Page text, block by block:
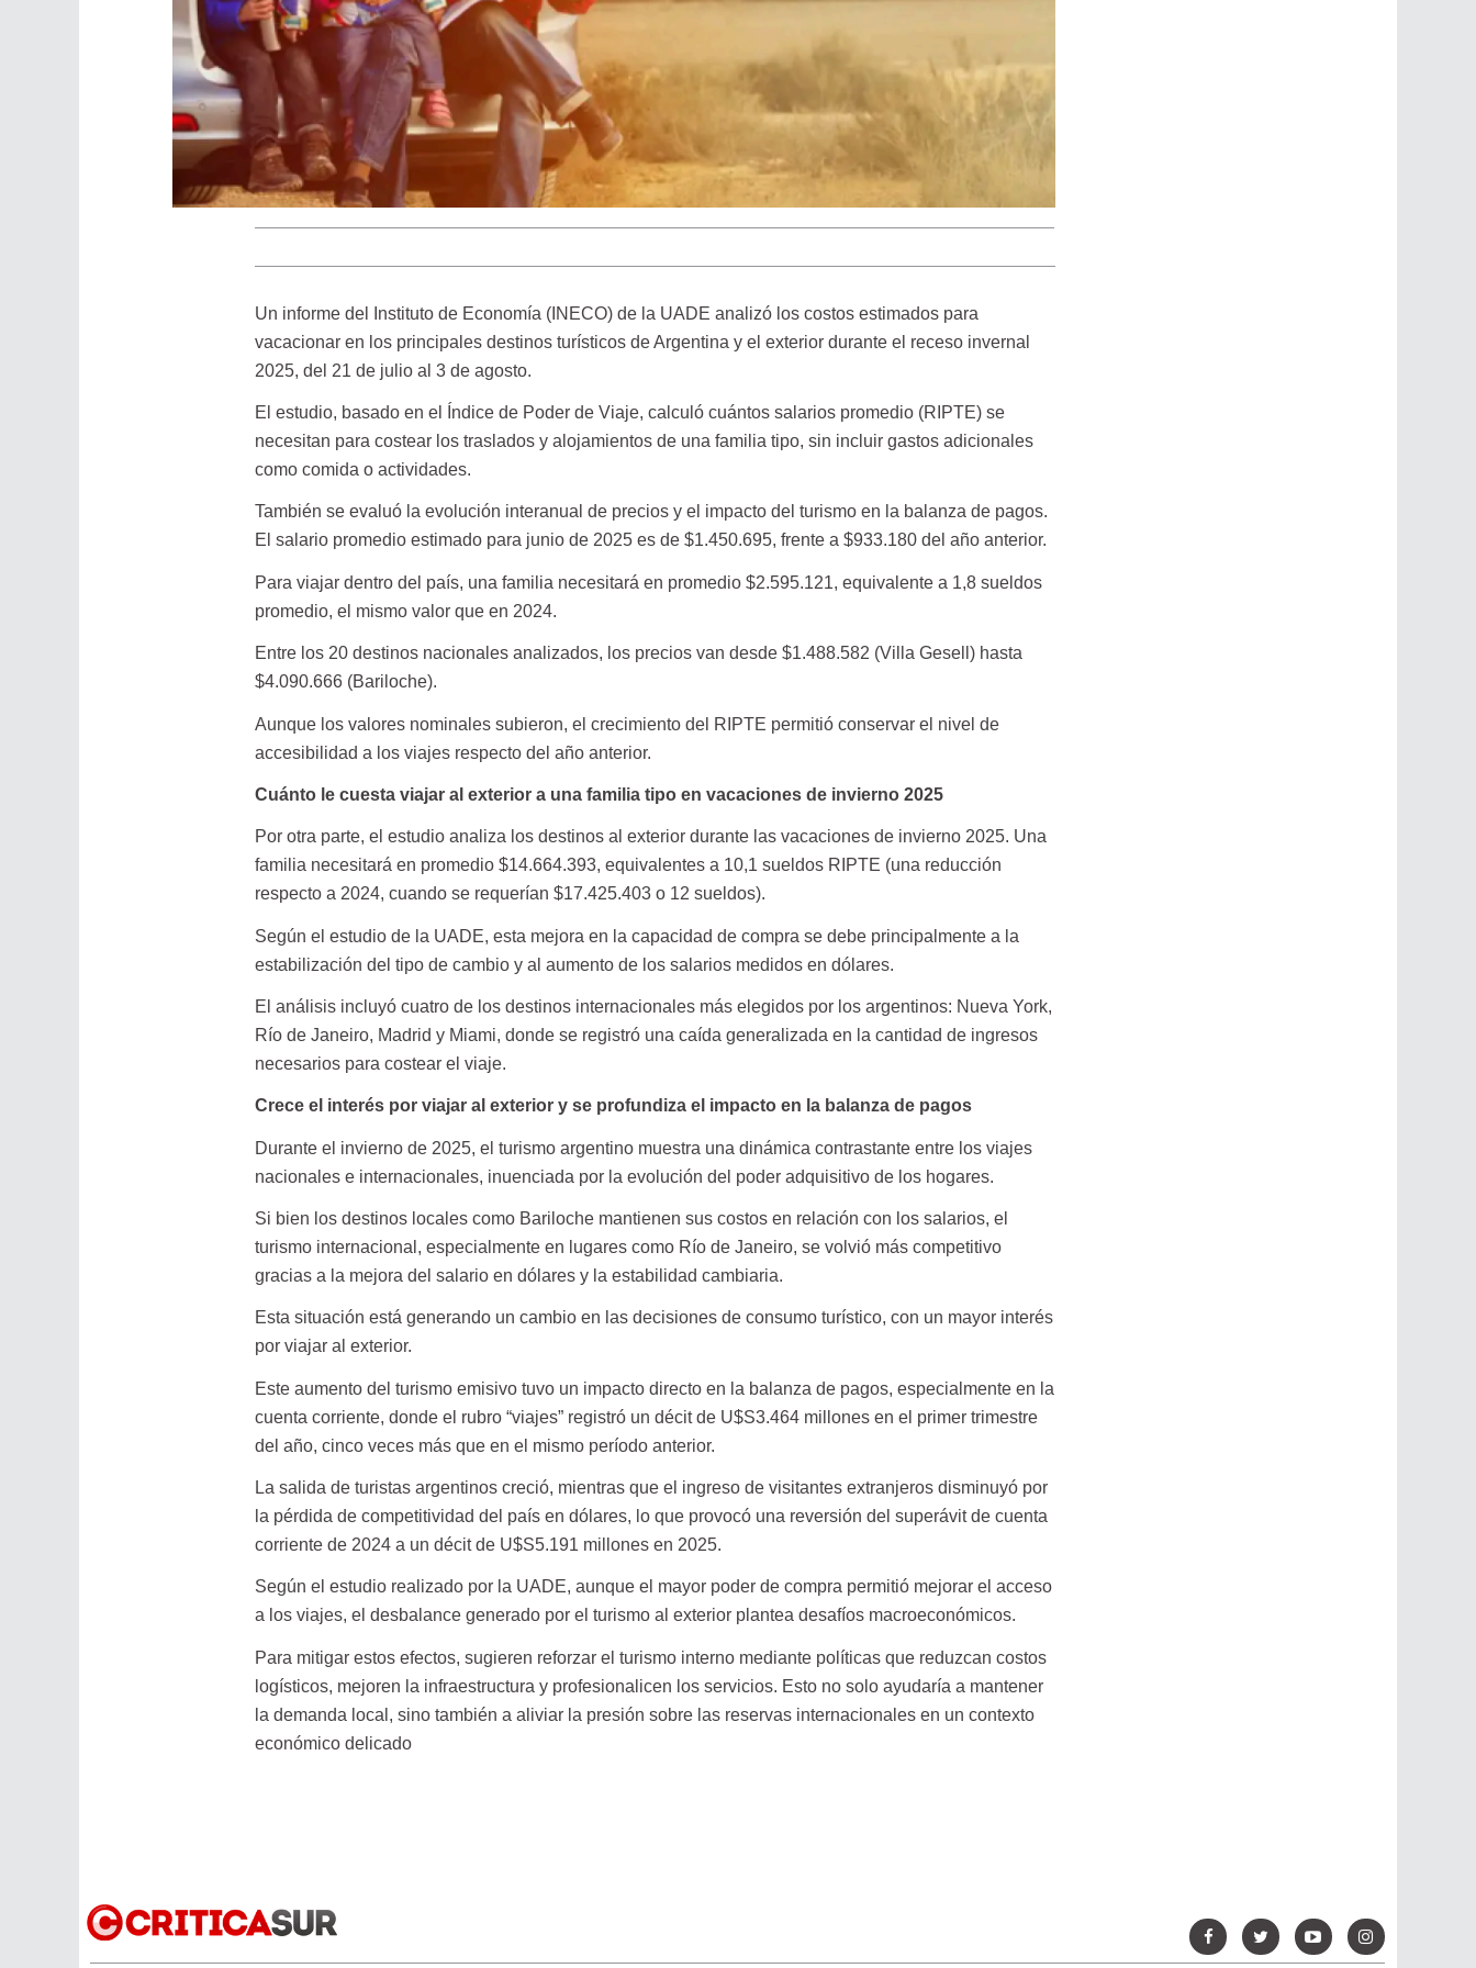
Un informe del Instituto de Economía (INECO) de la UADE analizó los costos estimados para
vacacionar en los principales destinos turísticos de Argentina y el exterior durante el receso invernal
2025, del 21 de julio al 3 de agosto.
El estudio, basado en el Índice de Poder de Viaje, calculó cuántos salarios promedio (RIPTE) se
necesitan para costear los traslados y alojamientos de una familia tipo, sin incluir gastos adicionales
como comida o actividades.
También se evaluó la evolución interanual de precios y el impacto del turismo en la balanza de pagos.
El salario promedio estimado para junio de 2025 es de $1.450.695, frente a $933.180 del año anterior.
Para viajar dentro del país, una familia necesitará en promedio $2.595.121, equivalente a 1,8 sueldos
promedio, el mismo valor que en 2024.
Entre los 20 destinos nacionales analizados, los precios van desde $1.488.582 (Villa Gesell) hasta
$4.090.666 (Bariloche).
Aunque los valores nominales subieron, el crecimiento del RIPTE permitió conservar el nivel de
accesibilidad a los viajes respecto del año anterior.
Cuánto le cuesta viajar al exterior a una familia tipo en vacaciones de invierno 2025
Por otra parte, el estudio analiza los destinos al exterior durante las vacaciones de invierno 2025. Una
familia necesitará en promedio $14.664.393, equivalentes a 10,1 sueldos RIPTE (una reducción
respecto a 2024, cuando se requerían $17.425.403 o 12 sueldos).
Según el estudio de la UADE, esta mejora en la capacidad de compra se debe principalmente a la
estabilización del tipo de cambio y al aumento de los salarios medidos en dólares.
El análisis incluyó cuatro de los destinos internacionales más elegidos por los argentinos: Nueva York,
Río de Janeiro, Madrid y Miami, donde se registró una caída generalizada en la cantidad de ingresos
necesarios para costear el viaje.
Crece el interés por viajar al exterior y se profundiza el impacto en la balanza de pagos
Durante el invierno de 2025, el turismo argentino muestra una dinámica contrastante entre los viajes
nacionales e internacionales, inuenciada por la evolución del poder adquisitivo de los hogares.
Si bien los destinos locales como Bariloche mantienen sus costos en relación con los salarios, el
turismo internacional, especialmente en lugares como Río de Janeiro, se volvió más competitivo
gracias a la mejora del salario en dólares y la estabilidad cambiaria.
Esta situación está generando un cambio en las decisiones de consumo turístico, con un mayor interés
por viajar al exterior.
Este aumento del turismo emisivo tuvo un impacto directo en la balanza de pagos, especialmente en la
cuenta corriente, donde el rubro “viajes” registró un décit de U$S3.464 millones en el primer trimestre
del año, cinco veces más que en el mismo período anterior.
La salida de turistas argentinos creció, mientras que el ingreso de visitantes extranjeros disminuyó por
la pérdida de competitividad del país en dólares, lo que provocó una reversión del superávit de cuenta
corriente de 2024 a un décit de U$S5.191 millones en 2025.
Según el estudio realizado por la UADE, aunque el mayor poder de compra permitió mejorar el acceso
a los viajes, el desbalance generado por el turismo al exterior plantea desafíos macroeconómicos.
Para mitigar estos efectos, sugieren reforzar el turismo interno mediante políticas que reduzcan costos
logísticos, mejoren la infraestructura y profesionalicen los servicios. Esto no solo ayudaría a mantener
la demanda local, sino también a aliviar la presión sobre las reservas internacionales en un contexto
económico delicado